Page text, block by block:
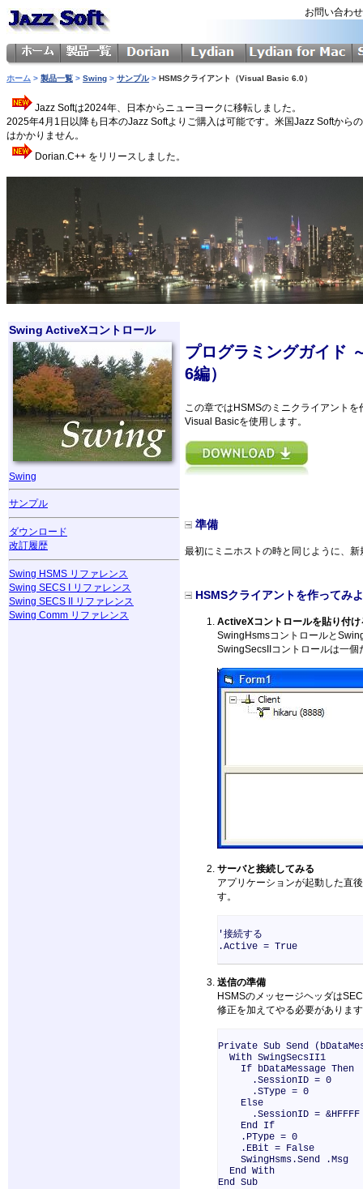
お問い合わ
ホーム > 製品一覧 > Swing > サンプル> HSMSクライアント（Visual Basic 6.0）
Jazz Softは2024年、日本からニューヨークに移転しました。
2025年4月1日以降も日本のJazz Softよりご購入は可能です。米国Jazz Softから
はかかりません。
Dorian.C++ をリリースしました。
Swing ActiveXコントロール
Swing
サンプル
ダウンロード
改訂履歴
Swing HSMS リファレンス
Swing SECS I リファレンス
Swing SECS II リファレンス
Swing Comm リファレンス
プログラミングガイド
6編）
この章ではHSMSのミニクライアント
Visual Basicを使用します。
準備
最初にミニホストの時と同じように、
HSMSクライアントを作ってみ
ActiveXコントロールを貼り付け
SwingHsmsコントロールと
SwingSecsIIコントロールは一個
サーバと接続してみる
アプリケーションが起動した直
す。
'接続する
.Active = True
送信の準備
HSMSのメッセージヘッダは
修正を加えてやる必要がありま
Private Sub Send
With SwingSecsII1
If bDataMessage Then
.SessionID = 0
.SType = 0
Else
.SessionID = &HFFFF
End If
.PType = 0
.EBit = False
SwingHsms.Send .Msg
End With
End Sub